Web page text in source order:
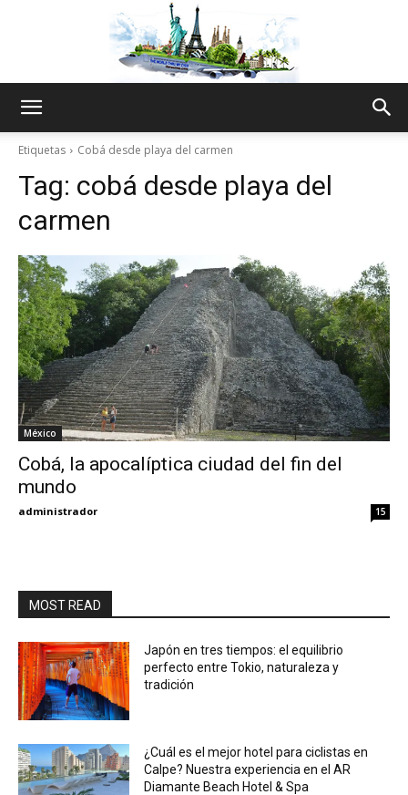
World
Thru
My
Etiquetas Cobá desde playa del carmen
Tag: cobá desde playa del
carmen
México
Cobá, la apocalíptica ciudad del fin del
mundo
administrador 15
MOST READ
Japón en tres tiempos: el equilibrio
perfecto entre Tokio, naturaleza y
tradición
¿Cuál es el mejor hotel para ciclistas en
Calpe? Nuestra experiencia en el AR
Diamante Beach Hotel & Spa